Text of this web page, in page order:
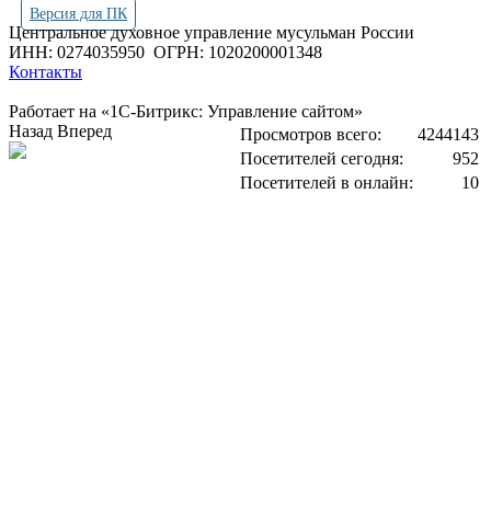
Версия для ПК
Центральное духовное управление мусульман России
ИНН: 0274035950 ОГРН: 1020200001348
Контакты
Работает на «1С-Битрикс: Управление сайтом»
Просмотров всего:
4244143
Посетителей сегодня:
952
Посетителей в онлайн:
10
Назад Вперед